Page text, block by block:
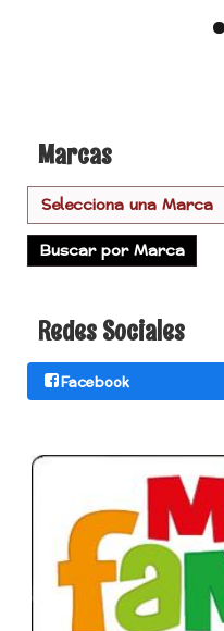
Marcas
Redes Sociales
Facebook